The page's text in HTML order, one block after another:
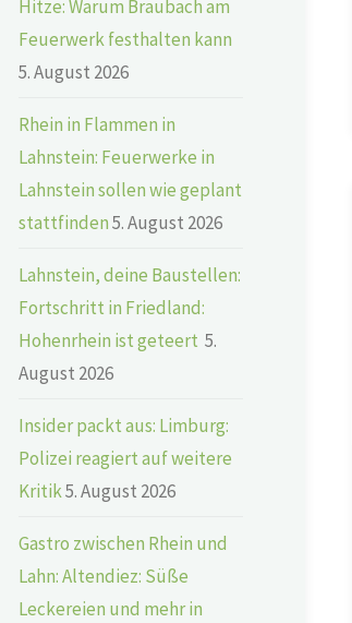
Hitze: Warum Braubach am
Feuerwerk festhalten kann
5. August 2026
Rhein in Flammen in
Lahnstein: Feuerwerke in
Lahnstein sollen wie geplant
stattfinden5. August 2026
Lahnstein, deine Baustellen:
Fortschritt in Friedland:
Hohenrhein ist geteert 5.
August 2026
Insider packt aus: Limburg:
Polizei reagiert auf weitere
Kritik5. August 2026
Gastro zwischen Rhein und
Lahn: Altendiez: Süße
Leckereien und mehr in